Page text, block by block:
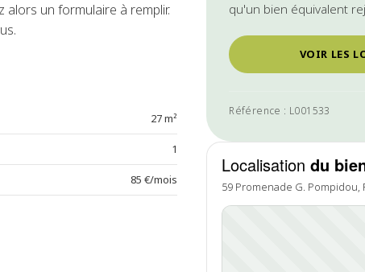
qu'un bien équivalent
VOIR LES
Référence : L001533
Localisationdu
59 Promenade G. Pompidou,
alors un formulaire à remplir.
27 m²
1
85 €/mois